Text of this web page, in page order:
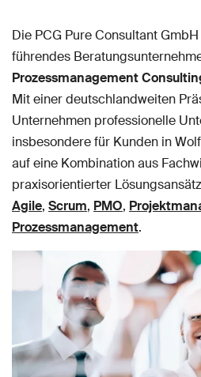
Die PCG Pure Consultant
führendes
Prozessmanagement
Mit einer deutschlandweiten
Unternehmen professionelle
insbesondere für Kunden in
auf eine Kombination aus
praxisorientierter
Agile, Scrum, PMO,
Prozessmanagement.